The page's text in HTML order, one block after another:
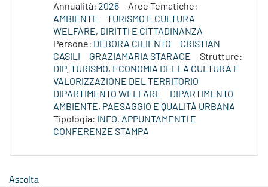
Annualità: 2026
Aree Tematiche:
AMBIENTE
TURISMO E CULTURA
WELFARE, DIRITTI E CITTADINANZA
Persone: DEBORA CILIENTO
CRISTIAN
CASILI
GRAZIAMARIA STARACE
Strutture:
DIP. TURISMO, ECONOMIA DELLA CULTURA E
VALORIZZAZIONE DEL TERRITORIO
DIPARTIMENTO WELFARE
DIPARTIMENTO
AMBIENTE, PAESAGGIO E QUALITÀ URBANA
Tipologia:
INFO, APPUNTAMENTI E
CONFERENZE STAMPA
Ascolta